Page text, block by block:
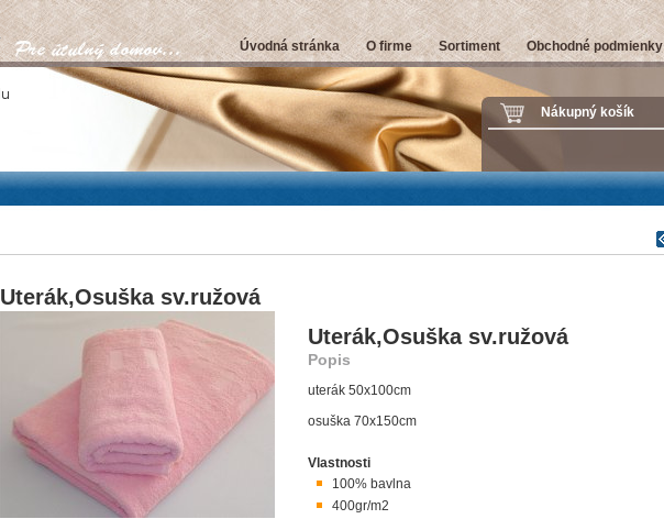
Nákupný košík
Úvodná stránka O firme Sortiment Obchodné podmienky
Uterák,Osuška sv.ružová
Uterák,Osuška sv.ružová
Popis
uterák 50x100cm
osuška 70x150cm
Vlastnosti
100% bavlna
400gr/m2